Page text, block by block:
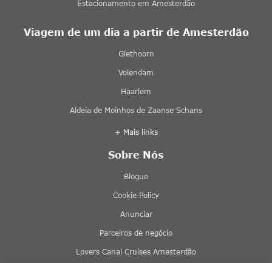
Estacionamento em Amesterdão
Viagem de um dia a partir de Amesterdão
Giethoorn
Volendam
Haarlem
Aldeia de Moinhos de Zaanse Schans
+ Mais links
Sobre Nós
Blogue
Cookie Policy
Anunciar
Parceiros de negócio
Lovers Canal Cruises Amesterdão